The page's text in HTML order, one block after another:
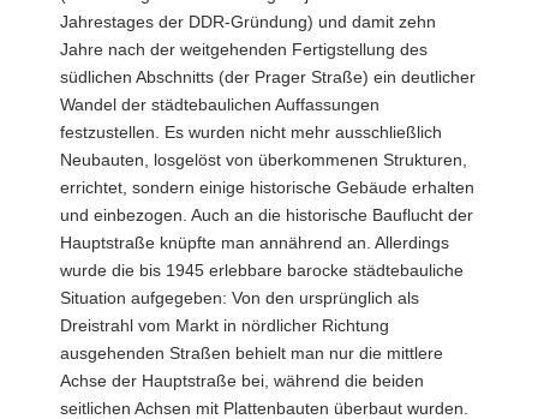
Jahrestages der DDR-Gründung) und damit zehn
Jahre nach der weitgehenden Fertigstellung des
südlichen Abschnitts (der Prager Straße) ein deutlicher
Wandel der städtebaulichen Auffassungen
festzustellen. Es wurden nicht mehr ausschließlich
Neubauten, losgelöst von überkommenen Strukturen,
errichtet, sondern einige historische Gebäude erhalten
und einbezogen. Auch an die historische Bauflucht der
Hauptstraße knüpfte man annährend an. Allerdings
wurde die bis 1945 erlebbare barocke städtebauliche
Situation aufgegeben: Von den ursprünglich als
Dreistrahl vom Markt in nördlicher Richtung
ausgehenden Straßen behielt man nur die mittlere
Achse der Hauptstraße bei, während die beiden
seitlichen Achsen mit Plattenbauten überbaut wurden.